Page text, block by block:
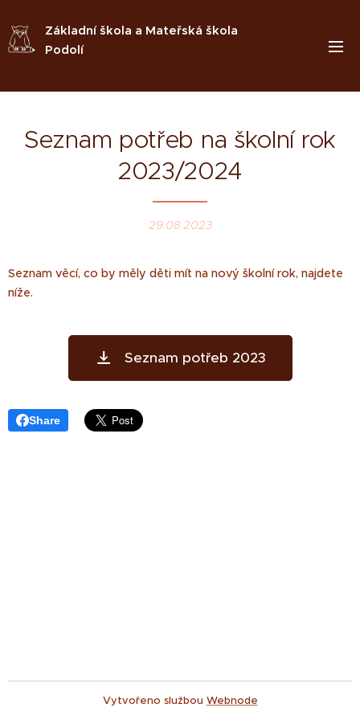
Základní škola a Mateřská škola
Podolí
Seznam potřeb na školní rok
2023/2024
29.08.2023
Seznam věcí, co by měly děti mít na nový školní rok, najdete
níže.
Seznam potřeb 2023
Share
Vytvořeno službou Webnode